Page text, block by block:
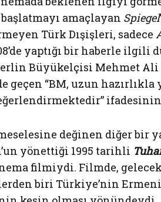
amaçlayan Spiegel
Türk Dışişleri, sadece
yaptığı bir haberle
Büyükelçisi Mehmet Ali
geçen “BM, uzun hazırlıkla
değinen diğer bir
yönettiği 1995 tarihli
filmiydi. Filmde,
biri Türkiye’nin